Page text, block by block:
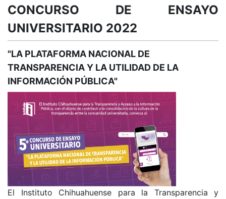
CONCURSO DE ENSAYO
UNIVERSITARIO 2022
"LA PLATAFORMA NACIONAL DE
TRANSPARENCIA Y LA UTILIDAD DE LA
INFORMACIÓN PÚBLICA"
El Instituto Chihuahuense para la Transparencia y